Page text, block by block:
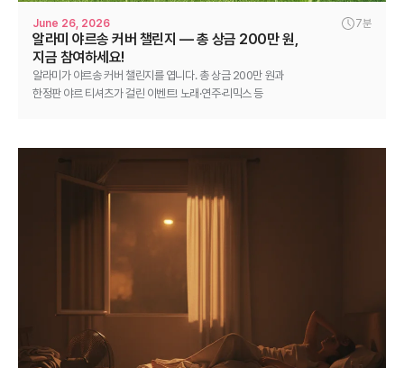
June 26, 2026 7분
알라미 야르송 커버 챌린지 — 총 상금 200만 원,
지금 참여하세요!
알라미가 야르송 커버 챌린지를 엽니다. 총 상금 200만 원과
한정판 야르 티셔츠가 걸린 이벤트! 노래·연주·리믹스 등